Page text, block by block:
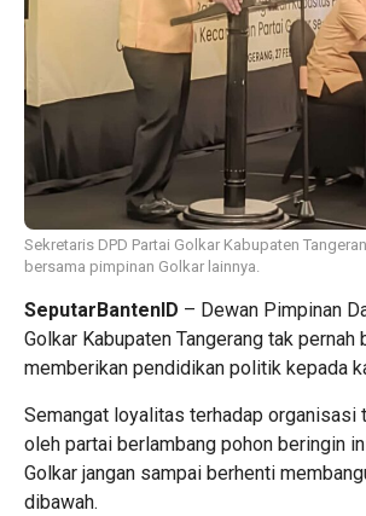
Sekretaris DPD Partai Golkar Kabupaten
bersama pimpinan Golkar lainnya.
SeputarBantenID – Dewan Pimpinan
Golkar Kabupaten Tangerang tak pernah
memberikan pendidikan politik kepada
Semangat loyalitas terhadap organisasi
oleh partai berlambang pohon beringin
Golkar jangan sampai berhenti
dibawah.